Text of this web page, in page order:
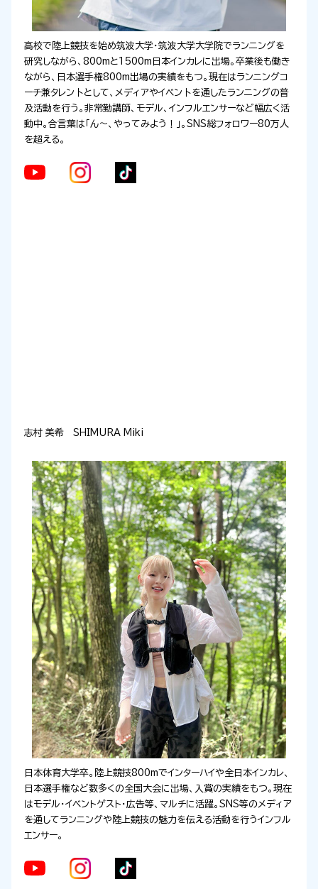
高校で陸上競技を始め筑波大学・筑波大学大学院でランニングを
研究しながら、800mと1500m日本インカレに出場。卒業後も働き
ながら、日本選手権800m出場の実績をもつ。現在はランニングコ
ーチ兼タレン卜として、メディアやイベン卜を通したランニングの普
及活動を行う。非常勤講師、モデル、インフルエンサーなど幅広く活
動中。合言葉は「ん～、やってみよう！」。SNS総フォロワー80万人
を超える。
志村 美希 SHIMURA Miki
日本体育大学卒。陸上競技800mでインターハイや全日本インカレ、
日本選手権など数多くの全国大会に出場、入賞の実績をもつ。現在
はモデル・イベントゲスト・広告等、マルチに活躍。SNS等のメディア
を通してランニングや陸上競技の魅力を伝える活動を行うインフル
エンサー。